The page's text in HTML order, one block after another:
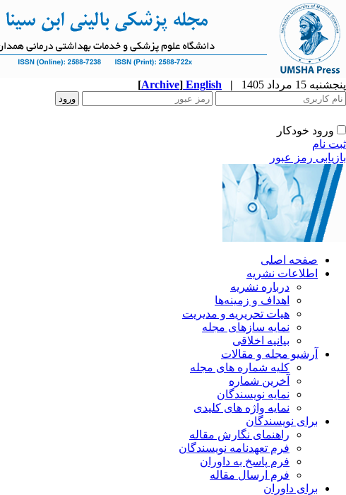
پنجشنبه 15 مرداد 1405 |
English
[Archive]
ورود خودکار
ثبت نام
بازیابی رمز عبور
صفحه اصلی
اطلاعات نشریه
درباره نشریه
اهداف و زمینه‌ها
هیات تحریریه و مدیریت
نمایه سازهای مجله
بیانیه اخلاقی
آرشیو مجله و مقالات
کلیه شماره های مجله
آخرین شماره
نمایه نویسندگان
نمایه واژه های کلیدی
برای نویسندگان
راهنمای نگارش مقاله
فرم تعهدنامه نویسندگان
فرم پاسخ به داوران
فرم ارسال مقاله
برای داوران